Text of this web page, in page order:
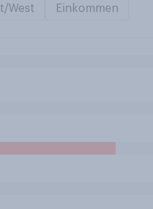
West Einkommen